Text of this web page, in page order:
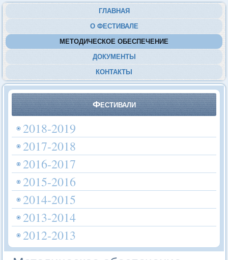
ГЛАВНАЯ
О ФЕСТИВАЛЕ
МЕТОДИЧЕСКОЕ ОБЕСПЕЧЕНИЕ
ДОКУМЕНТЫ
КОНТАКТЫ
Фестивали
2018-2019
2017-2018
2016-2017
2015-2016
2014-2015
2013-2014
2012-2013